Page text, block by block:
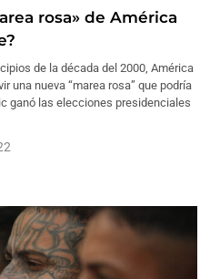
rosa» de América
de la década del 2000, América
una nueva “marea rosa” que podría
ganó las elecciones presidenciales